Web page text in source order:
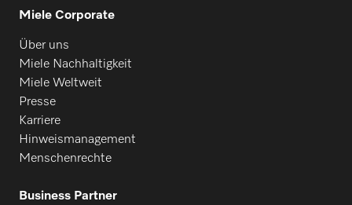
Miele Corporate
Über uns
Miele Nachhaltigkeit
Miele Weltweit
Presse
Karriere
Hinweismanagement
Menschenrechte
Business Partner